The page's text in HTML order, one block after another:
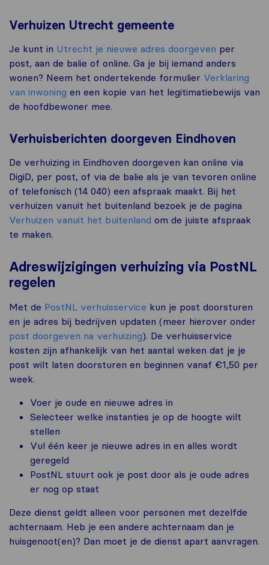
Verhuizen Utrecht gemeente
Je kunt in Utrecht je nieuwe adres doorgeven per
post, aan de balie of online. Ga je bij iemand anders
wonen? Neem het ondertekende formulier Verklaring
van inwoning en een kopie van het legitimatiebewijs van
de hoofdbewoner mee.
Verhuisberichten doorgeven Eindhoven
De verhuizing in Eindhoven doorgeven kan online via
DigiD, per post, of via de balie als je van tevoren online
of telefonisch (14 040) een afspraak maakt. Bij het
verhuizen vanuit het buitenland bezoek je de pagina
Verhuizen vanuit het buitenland om de juiste afspraak
te maken.
Adreswijzigingen verhuizing via PostNL
regelen
Met de PostNL verhuisservice kun je post doorsturen
en je adres bij bedrijven updaten (meer hierover onder
post doorgeven na verhuizing). De verhuisservice
kosten zijn afhankelijk van het aantal weken dat je je
post wilt laten doorsturen en beginnen vanaf €1,50 per
week.
Voer je oude en nieuwe adres in
Selecteer welke instanties je op de hoogte wilt
stellen
Vul één keer je nieuwe adres in en alles wordt
geregeld
PostNL stuurt ook je post door als je oude adres
er nog op staat
Deze dienst geldt alleen voor personen met dezelfde
achternaam. Heb je een andere achternaam dan je
huisgenoot(en)? Dan moet je de dienst apart aanvragen.